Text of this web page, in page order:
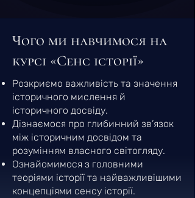
Чого ми навчимося на
курсі «Сенс історії»
Розкриємо важливість та значення
історичного мислення й
історичного досвіду.
Дізнаємося про глибинний зв’язок
між історичним досвідом та
розумінням власного світогляду.
Ознайомимося з головними
теоріями історії та найважливішими
концепціями сенсу історії.